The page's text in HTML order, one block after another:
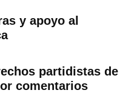
y apoyo al
partidistas de
comentarios